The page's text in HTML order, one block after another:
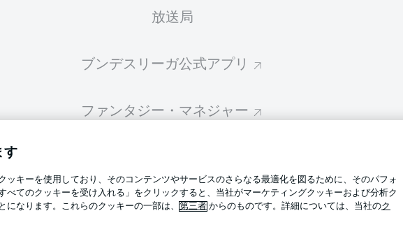
放送局
ブンデスリーガ公式アプリ
ファンタジー・マネジャー
Display Mode
BUNDESLIGA APP
利用条件
求人
す
キーを使用しており、そのコンテンツやサービスのさらなる最適化を図るために、そのパフォ
てのクッキーを受け入れる」をクリックすると、当社がマーケティングクッキーおよび分析ク
なります。これらのクッキーの一部は、 第三者 からのものです。詳細については、当社のク